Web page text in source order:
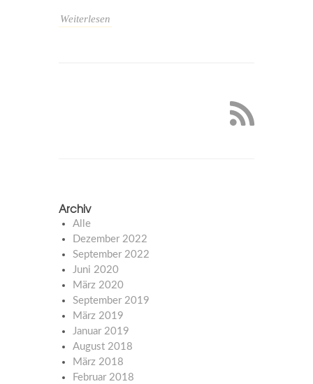
Weiterlesen
Archiv
Alle
Dezember 2022
September 2022
Juni 2020
März 2020
September 2019
März 2019
Januar 2019
August 2018
März 2018
Februar 2018